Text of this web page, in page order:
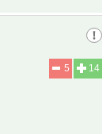
14
5